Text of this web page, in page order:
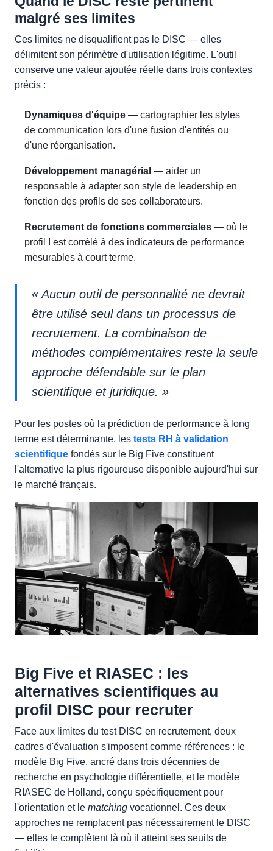
malgré ses limites
Ces limites ne disqualifient pas le DISC — elles
délimitent son périmètre d'utilisation légitime. L'outil
conserve une valeur ajoutée réelle dans trois contextes
précis :
Dynamiques d'équipe — cartographier les styles
de communication lors d'une fusion d'entités ou
d'une réorganisation.
Développement managérial — aider un
responsable à adapter son style de leadership en
fonction des profils de ses collaborateurs.
Recrutement de fonctions commerciales — où le
profil I est corrélé à des indicateurs de performance
mesurables à court terme.
« Aucun outil de personnalité ne devrait
être utilisé seul dans un processus de
recrutement. La combinaison de
méthodes complémentaires reste la seule
approche défendable sur le plan
scientifique et juridique. »
Pour les postes où la prédiction de performance à long
terme est déterminante, les tests RH à validation
scientifique fondés sur le Big Five constituent
l'alternative la plus rigoureuse disponible aujourd'hui sur
le marché français.
Big Five et RIASEC : les
alternatives scientifiques au
profil DISC pour recruter
Face aux limites du test DISC en recrutement, deux
cadres d'évaluation s'imposent comme références : le
modèle Big Five, ancré dans trois décennies de
recherche en psychologie différentielle, et le modèle
RIASEC de Holland, conçu spécifiquement pour
l'orientation et le matching vocationnel. Ces deux
approches ne remplacent pas nécessairement le DISC
— elles le complètent là où il atteint ses seuils de